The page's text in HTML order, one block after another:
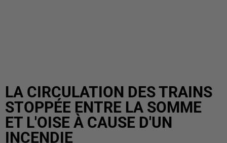
LA CIRCULATION DES TRAINS
STOPPÉE ENTRE LA SOMME
ET L'OISE À CAUSE D'UN
INCENDIE